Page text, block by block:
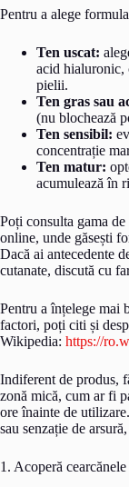
Pentru a alege
Ten uscat:
acid hialuronic,
pielii.
Ten gras sau
(nu blochează
Ten sensibil:
concentrație
Ten matur:
acumulează în
Poți consulta gama de
online, unde găsești
Dacă ai antecedente
cutanate, discută cu
Pentru a înțelege mai
factori, poți citi și
Wikipedia: https://
Indiferent de produs,
zonă mică, cum ar fi
ore înainte de
sau senzație de
1. Acoperă